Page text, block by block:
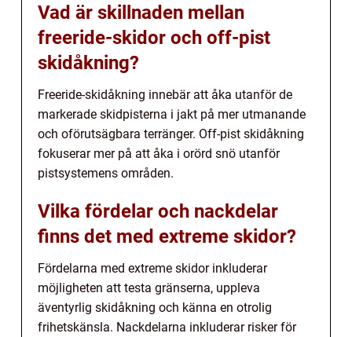
Vad är skillnaden mellan
freeride-skidor och off-pist
skidåkning?
Freeride-skidåkning innebär att åka utanför de
markerade skidpisterna i jakt på mer utmanande
och oförutsägbara terränger. Off-pist skidåkning
fokuserar mer på att åka i orörd snö utanför
pistsystemens områden.
Vilka fördelar och nackdelar
finns det med extreme skidor?
Fördelarna med extreme skidor inkluderar
möjligheten att testa gränserna, uppleva
äventyrlig skidåkning och känna en otrolig
frihetskänsla. Nackdelarna inkluderar risker för